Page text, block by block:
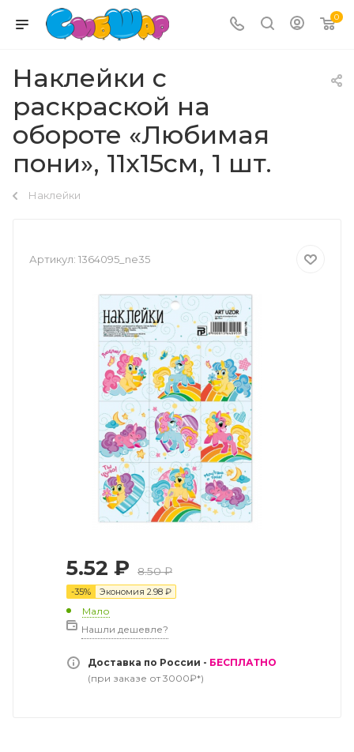
0
Наклейки с
раскраской на
обороте «Любимая
пони», 11х15см, 1 шт.
Наклейки
Артикул: 1364095_ne35
5.52 ₽ 8.50₽
-35% Экономия 2.98 ₽
Мало
Нашли дешевле?
Доставка по России - БЕСПЛАТНО
(при заказе от 3000₽*)